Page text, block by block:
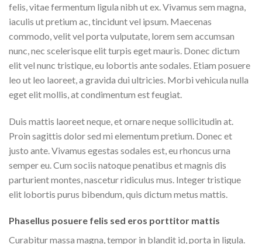
felis, vitae fermentum ligula nibh ut ex. Vivamus sem magna,
iaculis ut pretium ac, tincidunt vel ipsum. Maecenas
commodo, velit vel porta vulputate, lorem sem accumsan
nunc, nec scelerisque elit turpis eget mauris. Donec dictum
elit vel nunc tristique, eu lobortis ante sodales. Etiam posuere
leo ut leo laoreet, a gravida dui ultricies. Morbi vehicula nulla
eget elit mollis, at condimentum est feugiat.
Duis mattis laoreet neque, et ornare neque sollicitudin at.
Proin sagittis dolor sed mi elementum pretium. Donec et
justo ante. Vivamus egestas sodales est, eu rhoncus urna
semper eu. Cum sociis natoque penatibus et magnis dis
parturient montes, nascetur ridiculus mus. Integer tristique
elit lobortis purus bibendum, quis dictum metus mattis.
Phasellus posuere felis sed eros porttitor mattis
Curabitur massa magna, tempor in blandit id, porta in ligula.